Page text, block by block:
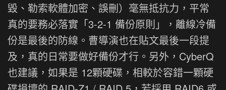
毀、勒索軟體加密、誤刪）毫無抵抗力，平常
真的要務必落實「3-2-1 備份原則」，離線冷備
份是最後的防線。曹導演也在貼文最後一段提
及，真的日常要做好備份才行。另外，CyberQ
也建議，如果是 12顆硬碟，相較於容錯一顆硬